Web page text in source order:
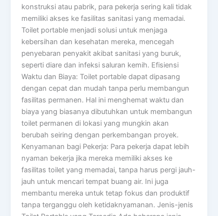
konstruksi atau pabrik, para pekerja sering kali tidak
memiliki akses ke fasilitas sanitasi yang memadai.
Toilet portable menjadi solusi untuk menjaga
kebersihan dan kesehatan mereka, mencegah
penyebaran penyakit akibat sanitasi yang buruk,
seperti diare dan infeksi saluran kemih. Efisiensi
Waktu dan Biaya: Toilet portable dapat dipasang
dengan cepat dan mudah tanpa perlu membangun
fasilitas permanen. Hal ini menghemat waktu dan
biaya yang biasanya dibutuhkan untuk membangun
toilet permanen di lokasi yang mungkin akan
berubah seiring dengan perkembangan proyek.
Kenyamanan bagi Pekerja: Para pekerja dapat lebih
nyaman bekerja jika mereka memiliki akses ke
fasilitas toilet yang memadai, tanpa harus pergi jauh-
jauh untuk mencari tempat buang air. Ini juga
membantu mereka untuk tetap fokus dan produktif
tanpa terganggu oleh ketidaknyamanan. Jenis-jenis